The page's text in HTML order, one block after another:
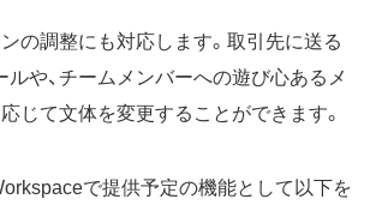
ンの調整にも対応します。取引先に送る
ルや、チームメンバーへの遊び心あるメ
じて文体を変更することができます。
で提供予定の機能として以下を